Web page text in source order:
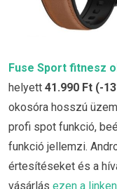
Fuse Sport fitnesz
helyett 41.990 Ft (-
okosóra hosszú
profi spot funkció,
funkció jellemzi.
értesítéseket és a
vásárlás ezen a